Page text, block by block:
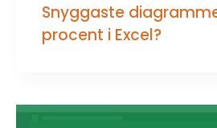
Snyggaste
procent i Excel?